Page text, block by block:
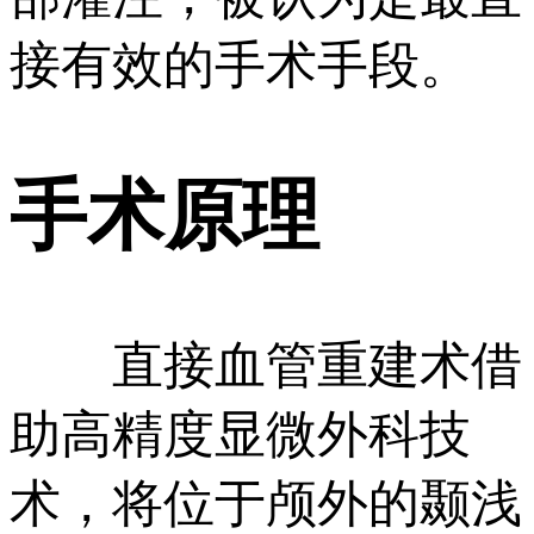
接有效的手术手段。
手术原理
直接血管重建术借
助高精度显微外科技
术，将位于颅外的颞浅